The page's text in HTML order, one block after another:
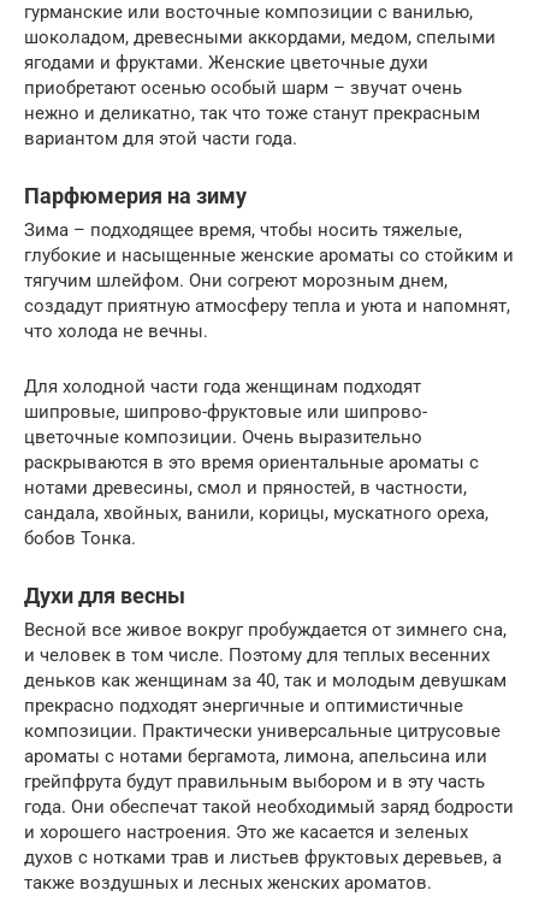
гурманские или восточные композиции с ванилью,
шоколадом, древесными аккордами, медом, спелыми
ягодами и фруктами. Женские цветочные духи
приобретают осенью особый шарм – звучат очень
нежно и деликатно, так что тоже станут прекрасным
вариантом для этой части года.
Парфюмерия на зиму
Зима – подходящее время, чтобы носить тяжелые,
глубокие и насыщенные женские ароматы со стойким и
тягучим шлейфом. Они согреют морозным днем,
создадут приятную атмосферу тепла и уюта и напомнят,
что холода не вечны.
Для холодной части года женщинам подходят
шипровые, шипрово-фруктовые или шипрово-
цветочные композиции. Очень выразительно
раскрываются в это время ориентальные ароматы с
нотами древесины, смол и пряностей, в частности,
сандала, хвойных, ванили, корицы, мускатного ореха,
бобов Тонка.
Духи для весны
Весной все живое вокруг пробуждается от зимнего сна,
и человек в том числе. Поэтому для теплых весенних
деньков как женщинам за 40, так и молодым девушкам
прекрасно подходят энергичные и оптимистичные
композиции. Практически универсальные цитрусовые
ароматы с нотами бергамота, лимона, апельсина или
грейпфрута будут правильным выбором и в эту часть
года. Они обеспечат такой необходимый заряд бодрости
и хорошего настроения. Это же касается и зеленых
духов с нотками трав и листьев фруктовых деревьев, а
также воздушных и лесных женских ароматов.